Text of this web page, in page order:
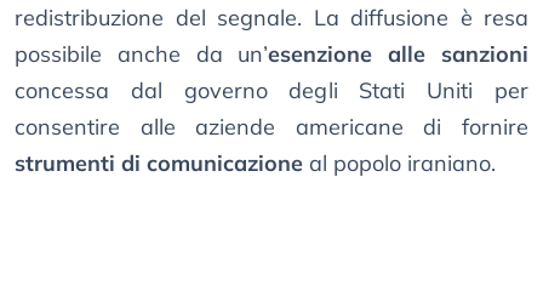
redistribuzione del segnale. La diffusione è resa
possibile anche da un’esenzione alle sanzioni
concessa dal governo degli Stati Uniti per
consentire alle aziende americane di fornire
strumenti di comunicazione al popolo iraniano.